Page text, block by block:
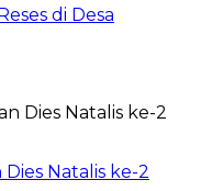
di Desa
Natalis ke-2